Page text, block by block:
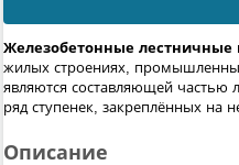
Железобетонные
жилых строениях,
являются составляющей частью
ряд ступенек, закреплённых на
Описание